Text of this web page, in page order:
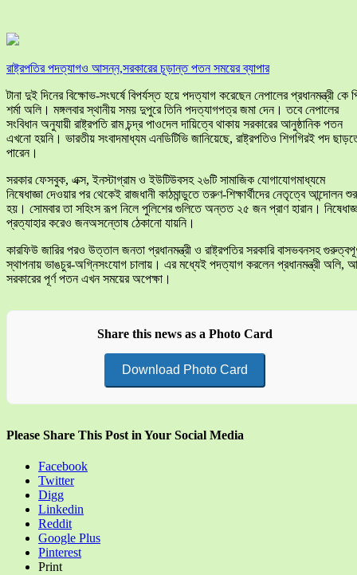
রাষ্ট্রপতির পদত্যাগও আসন্ন,সরকারের চূড়ান্ত পতন সময়ের ব্যাপার
টানা দুই দিনের বিক্ষোভ-সংঘর্ষে বিপর্যস্ত হয়ে পদত্যাগ করেছেন নেপালের প্রধানমন্ত্রী কে
শর্মা অলি। মঙ্গলবার স্থানীয় সময় দুপুরে তিনি পদত্যাগপত্র জমা দেন। তবে নেপালের
সংবিধান অনুযায়ী রাষ্ট্রপতি রাম চন্দ্র পাওদেল দায়িত্বে থাকায় সরকারের আনুষ্ঠানিক পতন
এখনো হয়নি। ভারতীয় সংবাদমাধ্যম এনডিটিভি জানিয়েছে, রাষ্ট্রপতিও শিগগিরই পদ
পারেন।
সরকার ফেসবুক, এক্স, ইনস্টাগ্রাম ও ইউটিউবসহ ২৬টি সামাজিক যোগাযোগমাধ্যমে
নিষেধাজ্ঞা দেওয়ার পর থেকেই রাজধানী কাঠমান্ডুতে তরুণ-শিক্ষার্থীদের নেতৃত্বে আন্দোলন
হয়। সোমবার তা সহিংস রূপ নিলে পুলিশের গুলিতে অন্তত ২৫ জন প্রাণ হারান।
প্রত্যাহার করেও জনঅসন্তোষ ঠেকানো যায়নি।
কারফিউ জারির পরও উত্তাল জনতা প্রধানমন্ত্রী ও রাষ্ট্রপতির সরকারি বাসভবনসহ
স্থাপনায় ভাঙচুর-অগ্নিসংযোগ চালায়। এর মধ্যেই পদত্যাগ করলেন প্রধানমন্ত্রী অলি,
সরকারের পূর্ণ পতন এখন সময়ের অপেক্ষা।
Share this news as a Photo Card
Download Photo Card
Please Share This Post in Your Social Media
Facebook
Twitter
Digg
Linkedin
Reddit
Google Plus
Pinterest
Print